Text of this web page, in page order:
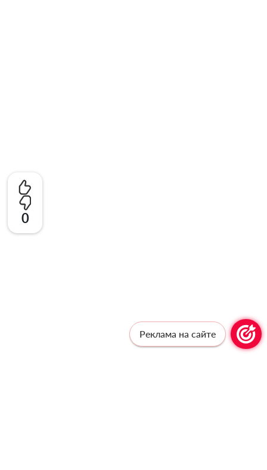
0
Реклама на сайте